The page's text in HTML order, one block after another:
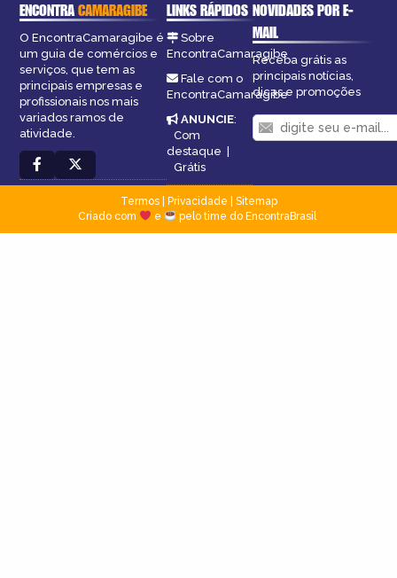
ENCONTRACAMARAGIBE
O EncontraCamaragibe é
um guia de comércios e
serviços, que tem as
principais empresas e
profissionais nos mais
variados ramos de
atividade.
LINKS RÁPIDOS
Sobre
EncontraCamaragibe
Fale com o
EncontraCamaragibe
ANUNCIE:
Com
destaque
Grátis
NOVIDADES POR E-
MAIL
Receba grátis as
principais notícias,
dicas e promoções
Termos| Privacidade
Sitemap
Criado com
e pelo time do EncontraBrasil